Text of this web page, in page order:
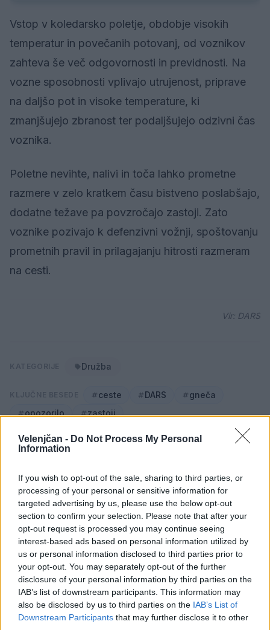
Velenjčan - Do Not Process My Personal
Information
If you wish to opt-out of the sale, sharing to third parties, or
processing of your personal or sensitive information for
targeted advertising by us, please use the below opt-out
section to confirm your selection. Please note that after your
opt-out request is processed you may continue seeing
interest-based ads based on personal information utilized by
us or personal information disclosed to third parties prior to
your opt-out. You may separately opt-out of the further
disclosure of your personal information by third parties on the
IAB’s list of downstream participants. This information may
also be disclosed by us to third parties on the IAB’s List of
Downstream Participants that may further disclose it to other
Vstop v koledarsko poletje, obdobje visokih
temperatur in povečanih potovanj, od voznikov
zahteva še več odgovornosti in previdnosti. Na
vozne sposobnosti vplivajo utrujenost, priprave
na daljšo pot in visoke temperature, ki
zmanjšujejo zbranost ter podaljšujejo odzivni čas
voznika.
Poletne nevihte, nalivi in toča lahko prometne
razmere v zelo kratkem času bistveno poslabšajo,
dodatne težave pa povzročajo zastoji. Zato
voznike pozivajo k defenzivni vožnji, spoštovanju
prometnih pravil in prilagajanju hitrosti razmeram
na cesti.
Vir: DARS
Družba
ceste DARS
gneča
opozorilo
zastoji
Sorodno
Več iz kategorije Družba
Kam čez vikend v Velenju: K obisku
vabi Poletni bolšji sejem
7. avgust 2026
Dež bo prekinil vročinski val, a le za
kratek čas